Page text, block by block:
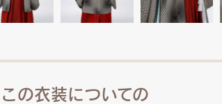
この衣装についての